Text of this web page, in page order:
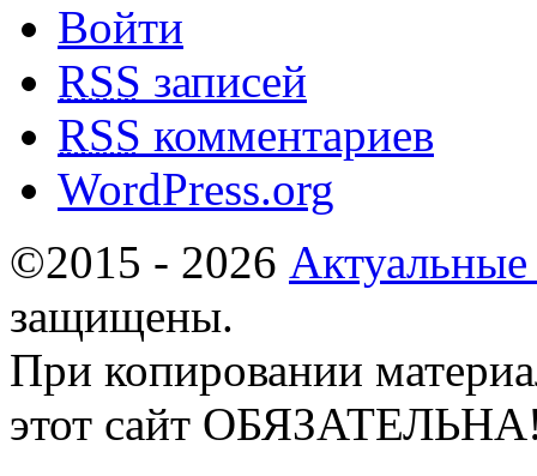
Войти
RSS записей
RSS комментариев
WordPress.org
©2015 - 2026
защищены.
При копировании
этот сайт